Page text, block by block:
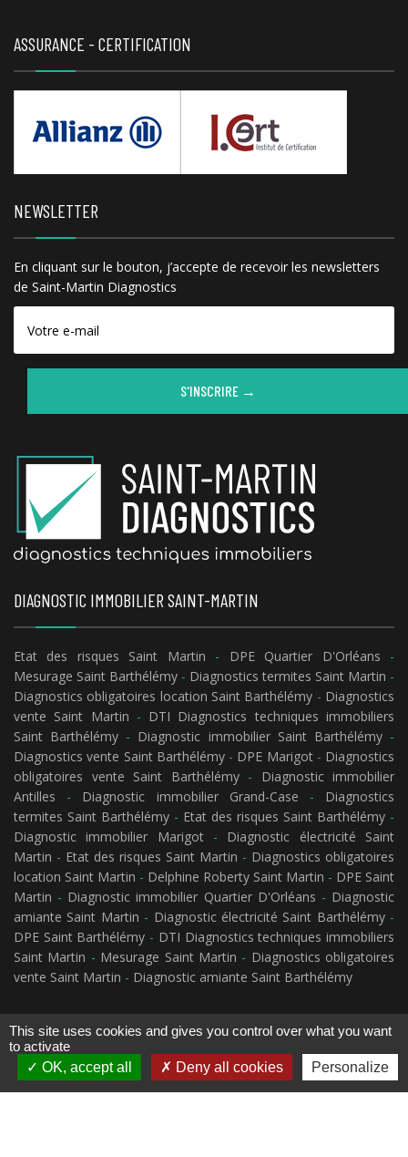
ASSURANCE - CERTIFICATION
NEWSLETTER
En cliquant sur le bouton, j’accepte de recevoir les newsletters
de Saint-Martin Diagnostics
S'INSCRIRE →
DIAGNOSTIC IMMOBILIER SAINT-MARTIN
Etat des risques Saint Martin - DPE Quartier D'Orléans -
Mesurage Saint Barthélémy - Diagnostics termites Saint Martin -
Diagnostics obligatoires location Saint Barthélémy - Diagnostics
vente Saint Martin - DTI Diagnostics techniques immobiliers
Saint Barthélémy - Diagnostic immobilier Saint Barthélémy-
Diagnostics vente Saint Barthélémy- DPE Marigot- Diagnostics
obligatoires vente Saint Barthélémy- Diagnostic immobilier
Antilles - Diagnostic immobilier Grand-Case - Diagnostics
termites Saint Barthélémy - Etat des risques Saint Barthélémy -
Diagnostic immobilier Marigot- Diagnostic électricité Saint
Martin - Etat des risques Saint Martin - Diagnostics obligatoires
location Saint Martin - Delphine Roberty Saint Martin - DPE Saint
Martin - Diagnostic immobilier Quartier D'Orléans - Diagnostic
amiante Saint Martin - Diagnostic électricité Saint Barthélémy-
DPE Saint Barthélémy - DTI Diagnostics techniques immobiliers
Saint Martin - Mesurage Saint Martin - Diagnostics obligatoires
vente Saint Martin - Diagnostic amiante Saint Barthélémy
2023 © SAINT-MARTIN DIAGNOSTICS -Diagnostic immobilier Saint-Martin- RCS
891 797 151 -Mentions légales-Politque de confidentialité-CGV
This site uses cookies and gives you control over what you want
to activate
OK, accept all
Deny all cookies Personalize